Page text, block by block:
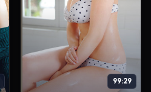
99:29